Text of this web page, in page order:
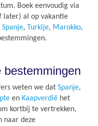
Boek eenvoudig via
later) al op vakantie
Spanje, Turkije, Marokko,
bestemmingen
weten we dat Spanje,
en Kaapverdië het
kortbij te vertrekken,
naar deze